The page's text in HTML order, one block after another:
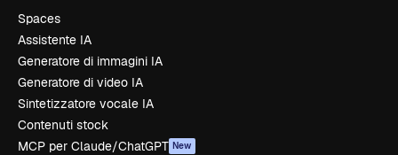
Spaces
Assistente IA
Generatore di immagini IA
Generatore di video IA
Sintetizzatore vocale IA
Contenuti stock
MCP per Claude/ChatGPT New